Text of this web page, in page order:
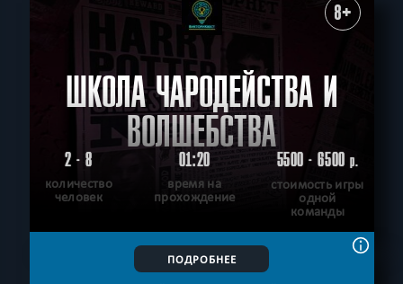
8+
ШКОЛА ЧАРОДЕЙСТВА И
ВОЛШЕБСТВА
2 - 8
количество
человек
01:20
время на
прохождение
5500 - 6500р.
стоимость игры
одной
команды
ПОДРОБНЕЕ